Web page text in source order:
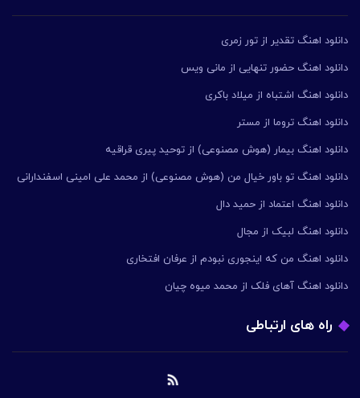
دانلود اهنگ تقدیر از تور زمری
دانلود اهنگ حضور تنهایی از مانی ویس
دانلود اهنگ اشتباه از میلاد باکری
دانلود اهنگ تروما از مستر
دانلود اهنگ بیمار (هوش مصنوعی) از توحید پیری قراقیه
دانلود اهنگ تو باور خیال من (هوش مصنوعی) از محمد علی امینی اسفندارانی
دانلود اهنگ اعتماد از حمید دال
دانلود اهنگ لبیک از مجال
دانلود اهنگ من که اینجوری نبودم از عرفان افتخاری
دانلود اهنگ آهای فلک از محمد میوه چیان
راه های ارتباطی